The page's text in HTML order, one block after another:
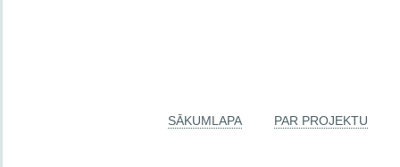
SĀKUMLAPA PAR PROJEKTU